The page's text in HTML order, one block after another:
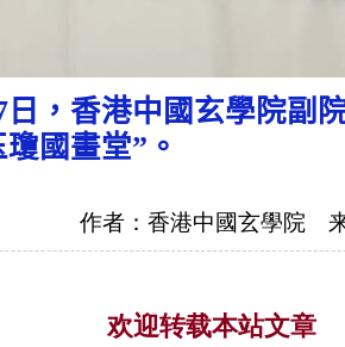
日，香港中國玄學院副
瓊國畫堂” 。
作者：香港中國玄學院
欢迎转载本站文章